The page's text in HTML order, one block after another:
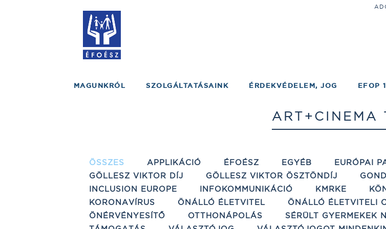
MAGUNKRÓL SZOLGÁLTATÁSAINK ÉRDEKVÉDELEM, JOG EFOP
ART+CINEMA
ÖSSZES APPLIKÁCIÓ ÉFOÉSZ EGYÉB
EURÓPAI
GÖLLESZ VIKTOR DÍJ
GÖLLESZ VIKTOR ÖSZTÖNDÍJ
INCLUSION EUROPE
INFOKOMMUNIKÁCIÓ KMRKE
KORONAVÍRUS
ÖNÁLLÓ ÉLETVITEL ÖNÁLLÓ ÉLETVITELI
ÖNÉRVÉNYESÍTŐ
OTTHONÁPOLÁS SÉRÜLT GYERMEKEK